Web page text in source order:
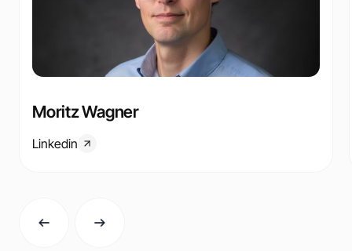
Moritz Wagner
Linkedin